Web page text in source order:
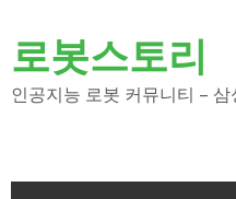
로봇스토리
인공지능 로봇 커뮤니티 –